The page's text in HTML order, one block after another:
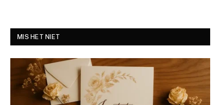
MIS HET NIET